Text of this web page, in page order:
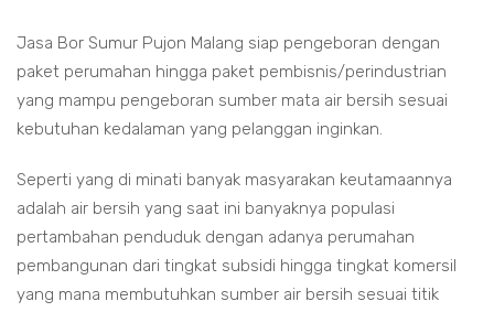
Jasa Bor Sumur Pujon Malang siap pengeboran dengan
paket perumahan hingga paket pembisnis/perindustrian
yang mampu pengeboran sumber mata air bersih sesuai
kebutuhan kedalaman yang pelanggan inginkan.
Seperti yang di minati banyak masyarakan keutamaannya
adalah air bersih yang saat ini banyaknya populasi
pertambahan penduduk dengan adanya perumahan
pembangunan dari tingkat subsidi hingga tingkat komersil
yang mana membutuhkan sumber air bersih sesuai titik